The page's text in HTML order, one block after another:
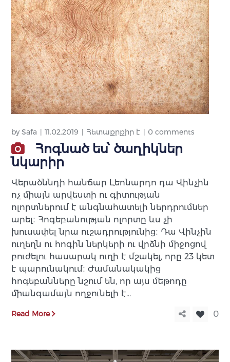
bySafa 11.02.2019 Հետաքրքիր է 0 comments
Հոգնած ես՝ ծաղիկներ
նկարիր
Վերածննդի հանճար Լեոնարդո դա Վինչին
ոչ միայն արվեստի ու գիտության
ոլորտներում է անգնահատելի ներդրումներ
արել։ Հոգեբանության ոլորտը ևս չի
խուսափել նրա ուշադրությունից։ Դա Վինչին
ուղեղն ու հոգին ներկերի ու վրձնի միջոցով
բուժելու հասարակ ուղի է մշակել, որը 23 կետ
է պարունակում։ Ժամանակակից
հոգեբանները նշում են, որ այս մեթոդը
միանգամայն ողջունելի է…
Read More 0